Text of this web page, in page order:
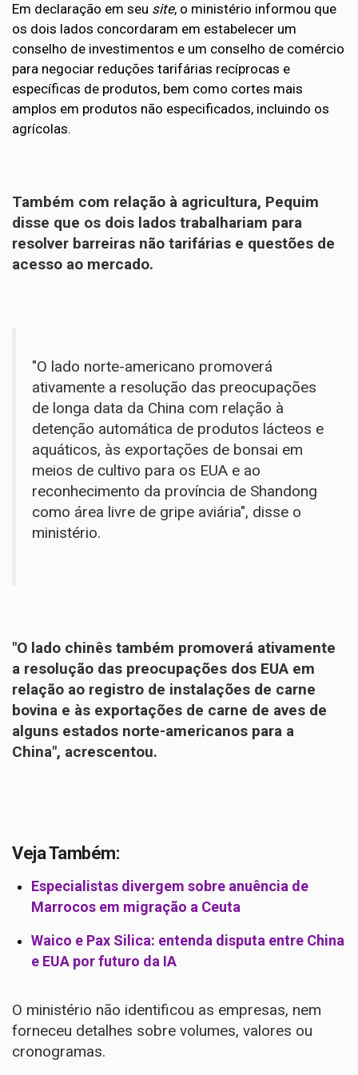
Em declaração em seu site, o ministério informou que
os dois lados concordaram em estabelecer um
conselho de investimentos e um conselho de comércio
para negociar reduções tarifárias recíprocas e
específicas de produtos, bem como cortes mais
amplos em produtos não especificados, incluindo os
agrícolas.
Também com relação à agricultura, Pequim
disse que os dois lados trabalhariam para
resolver barreiras não tarifárias e questões de
acesso ao mercado.
"O lado norte-americano promoverá
ativamente a resolução das preocupações
de longa data da China com relação à
detenção automática de produtos lácteos e
aquáticos, às exportações de bonsai em
meios de cultivo para os EUA e ao
reconhecimento da província de Shandong
como área livre de gripe aviária", disse o
ministério.
"O lado chinês também promoverá ativamente
a resolução das preocupações dos EUA em
relação ao registro de instalações de carne
bovina e às exportações de carne de aves de
alguns estados norte-americanos para a
China", acrescentou.
Veja Também:
Especialistas divergem sobre anuência de
Marrocos em migração a Ceuta
Waico e Pax Silica: entenda disputa entre China
e EUA por futuro da IA
O ministério não identificou as empresas, nem
forneceu detalhes sobre volumes, valores ou
cronogramas.